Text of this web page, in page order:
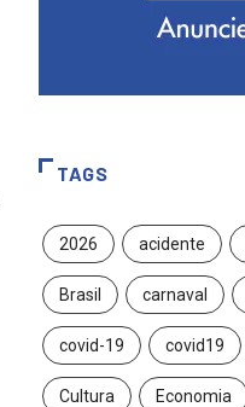
TAGS
2026 acidente
Brasil carnaval
covid-19 covid19
Cultura Economia